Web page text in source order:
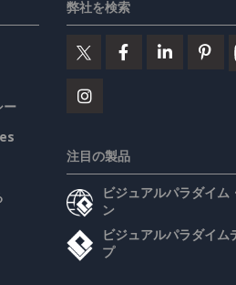
ー
弊社を検索
注目の製品
ビジュアルパラダイム
ン
ビジュアルパラダイム
プ